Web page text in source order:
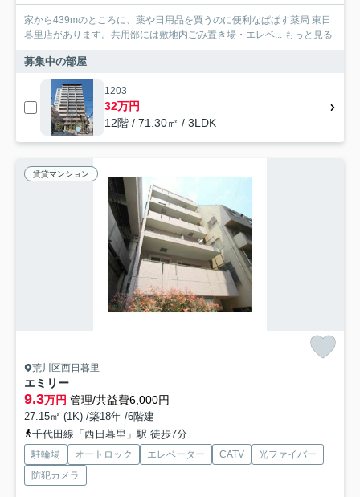
家から439mのところに、薬や日用品を買うのに便利なぱぱす薬局 東日
暮里店があります。共用部には敷地内ごみ置き場・エレベ... もっと見る
募集中の部屋
1203
32万円
12階 / 71.30㎡ / 3LDK
賃貸マンション
荒川区西日暮里
エミリー
9.3万円 管理/共益費6,000円
27.15㎡ (1K) /築18年 /6階建
千代田線「西日暮里」駅 徒歩7分
駐輪場 オートロック エレベーター CATV
光ファイバー
防犯カメラ